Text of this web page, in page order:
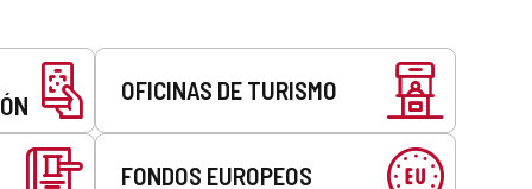
OFICINAS DE TURISMO
FONDOS EUROPEOS